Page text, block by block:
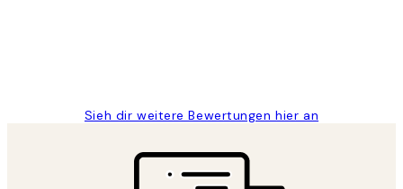
Sieh dir weitere Bewertungen hier an